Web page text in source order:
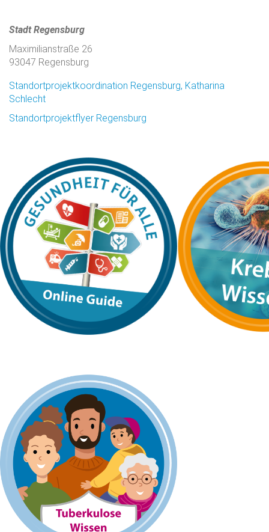
Stadt Regensburg
Maximilianstraße 26
93047 Regensburg
Standortprojektkoordination Regensburg, Katharina
Schlecht
Standortprojektflyer Regensburg